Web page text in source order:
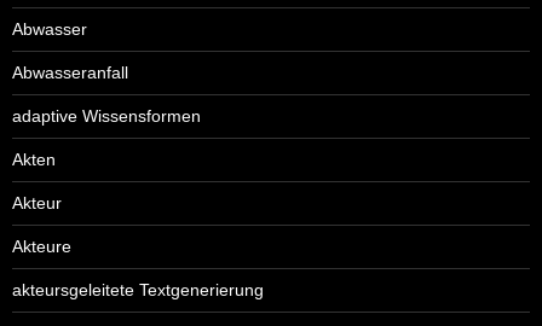
Abwasser
Abwasseranfall
adaptive Wissensformen
Akten
Akteur
Akteure
akteursgeleitete Textgenerierung